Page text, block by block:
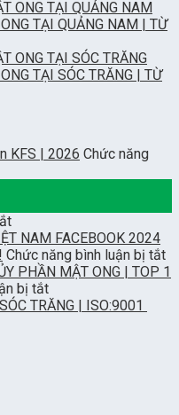
TẠI QUẢNG NAM | TỪ
TẠI SÓC TRĂNG | TỪ
KFS | 2026 Chức năng
ở
NAM FACEBOOK 2024
Chức năng bình luận bị tắtở
PHẦN MẬT ONG | TOP 1
bị tắtở
NHÀ
TRĂNG | ISO:9001